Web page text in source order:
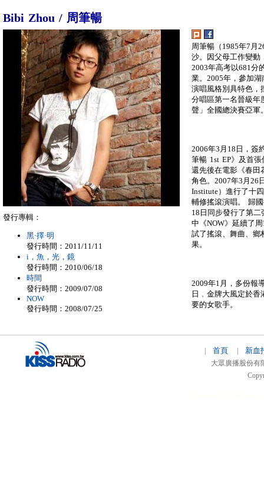
Bibi Zhou / 周筆暢
周筆暢（1985年7月
沙。因父母工作變動
2003年高考以681分
業。2005年，參加
演唱風格別具特色，
分唱區第一名晉級年
聲」全國總決賽亞軍
2006年3月18日，簽
筆暢 1st EP》及首
還先後在電影《春田
角色。2007年3月26
Institute）進行了十
輔修搖滾演唱。 歸
18日同步發行了第二
中《NOW》延續了
試了搖滾、舞曲、鄉
果。
2009年1月，多份報
日﹐金牌大風定於
要的女歌手。
發行專輯：
黑·擇·明
發行時間：2011/11/11
i，魚，光，鏡
發行時間：2010/06/18
時間
發行時間：2009/07/08
NOW
發行時間：2008/07/25
| 首頁| 新血
大眾廣播股份有